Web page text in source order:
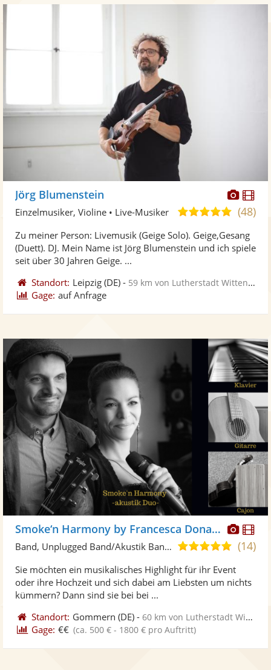
Fotos
Jörg Blumenstein
5,0
5
Sternen
(48)
Einzelmusiker, Violine • Live-Musiker
Zu meiner Person: Livemusik (Geige Solo). Geige,Gesang
(Duett). DJ. Mein Name ist Jörg Blumenstein und ich spiele
seit über 30 Jahren Geige. ...
Standort: Leipzig (DE) - 59 km von Lutherstadt Wittenberg
Gage: auf Anfrage
Smoke‘n Harmony by Francesca Donato
5,0
5
(14)
Band, Unplugged Band/Akustik Band • Live-Musiker
Sie möchten ein musikalisches Highlight für ihr Event
oder ihre Hochzeit und sich dabei am Liebsten um nichts
kümmern? Dann sind sie bei bei ...
Standort: Gommern (DE) -60 km von Lutherstadt Wittenberg
Gage: €€ (ca. 500 € - 1800 € pro Auftritt)